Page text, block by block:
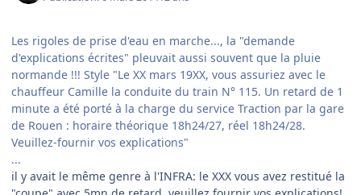
Les rigoles de prise d'eau en marche..., la "demande
d'explications écrites" pleuvait aussi souvent que la pluie
normande !!! Style "Le XX mars 19XX, vous assuriez avec le
chauffeur Camille la conduite du train N° 115. Un retard de 1
minute a été porté à la charge du service Traction par la gare
de Rouen : horaire théorique 18h24/27, réel 18h24/28.
Veuillez-fournir vos explications"
...
il y avait le même genre à l'INFRA: le XXX vous avez restitué la